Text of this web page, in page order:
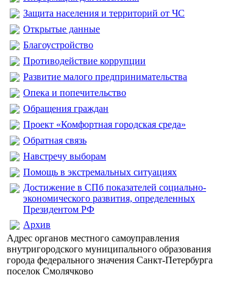
Защита населения и территорий от ЧС
Открытые данные
Благоустройство
Противодействие коррупции
Развитие малого предпринимательства
Опека и попечительство
Обращения граждан
Проект «Комфортная городская среда»
Обратная связь
Навстречу выборам
Помощь в экстремальных ситуациях
Достижение в СПб показателей социально-
экономического развития, определенных
Президентом РФ
Архив
Адрес органов местного самоуправления
внутригородского муниципального образования
города федерального значения Санкт-Петербурга
поселок Смолячково